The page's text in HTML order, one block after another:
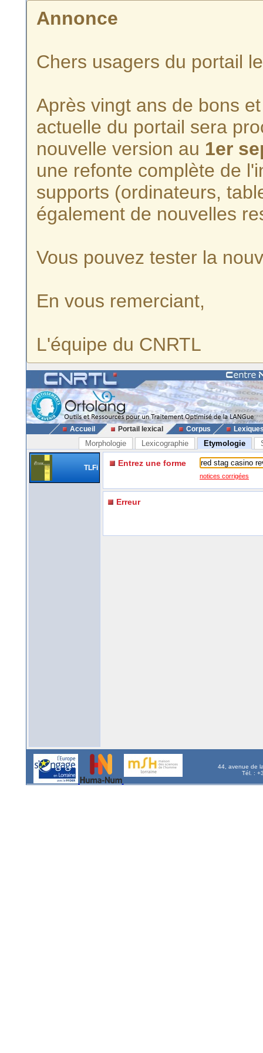
Annonce
Chers usagers du portail
Après vingt ans de bons
actuelle du portail sera
nouvelle version au 1er
une refonte complète de
supports (ordinateurs,
également de nouvelles
Vous pouvez tester la
En vous remerciant,
L'équipe du CNRTL
Accueil Portail lexical Corpus
Morphologie Lexicographie Etymologie
TLFi Entrez une forme
notices corrigées
Erreur
44, avenue de
Tél. :